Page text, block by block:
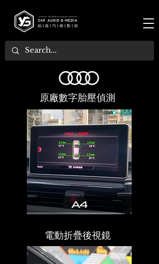
原廠數字胎壓偵測
A4
電動折疊後視鏡